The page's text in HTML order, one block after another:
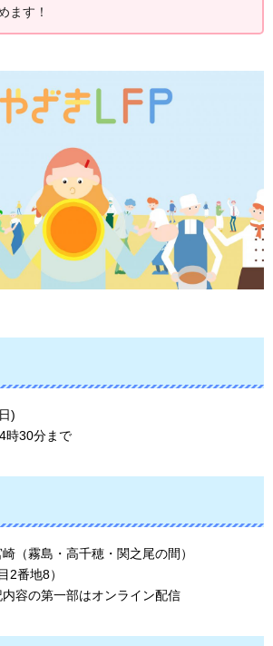
ます！
)
時30分まで
（霧島・高千穂・関之尾の間）
2番地8）
容の第一部はオンライン配信